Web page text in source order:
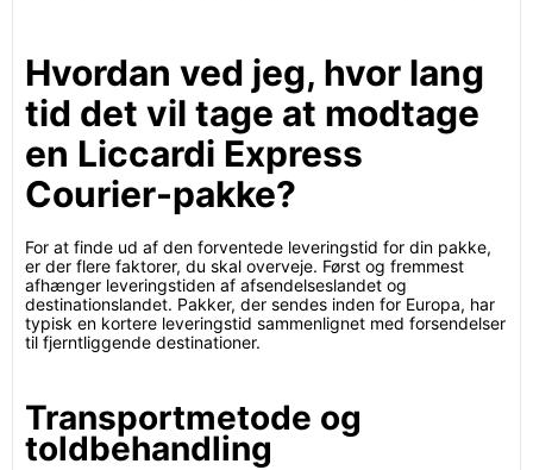
Hvordan ved jeg, hvor lang
tid det vil tage at modtage
en Liccardi Express
Courier-pakke?
For at finde ud af den forventede leveringstid for din pakke,
er der flere faktorer, du skal overveje. Først og fremmest
afhænger leveringstiden af afsendelseslandet og
destinationslandet. Pakker, der sendes inden for Europa, har
typisk en kortere leveringstid sammenlignet med forsendelser
til fjerntliggende destinationer.
Transportmetode og
toldbehandling